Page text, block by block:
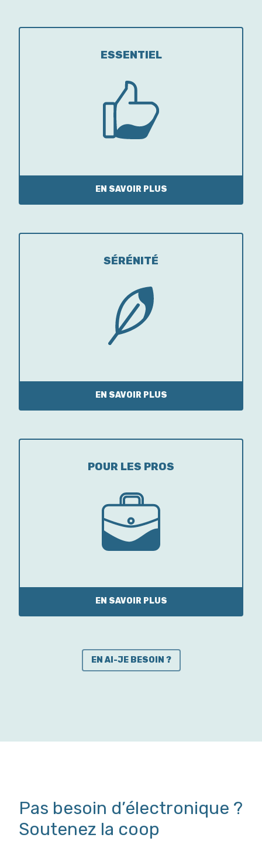
ESSENTIEL
EN SAVOIR PLUS
SÉRÉNITÉ
EN SAVOIR PLUS
POUR LES PROS
EN SAVOIR PLUS
EN AI-JE BESOIN ?
Pas besoin d’électronique ?
Soutenez la coop